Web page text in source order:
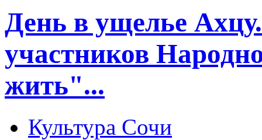
День в ущелье
участников
жить"...
Культура Сочи